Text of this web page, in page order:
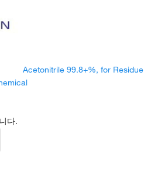
Acetonitrile 99.8+%, for Residue
다.